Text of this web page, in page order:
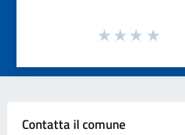
Contatta il comune